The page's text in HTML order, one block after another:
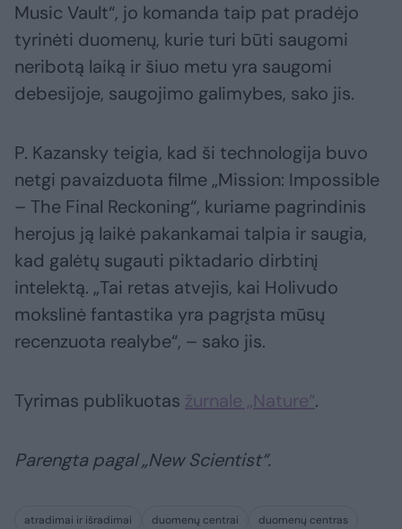
Music Vault“, jo komanda taip pat pradėjo
tyrinėti duomenų, kurie turi būti saugomi
neribotą laiką ir šiuo metu yra saugomi
debesijoje, saugojimo galimybes, sako jis.
P. Kazansky teigia, kad ši technologija buvo
netgi pavaizduota filme „Mission: Impossible
– The Final Reckoning“, kuriame pagrindinis
herojus ją laikė pakankamai talpia ir saugia,
kad galėtų sugauti piktadario dirbtinį
intelektą. „Tai retas atvejis, kai Holivudo
mokslinė fantastika yra pagrįsta mūsų
recenzuota realybe“, – sako jis.
Tyrimas publikuotas žurnale „Nature“.
Parengta pagal „New Scientist“.
atradimai ir išradimai duomenų centrai duomenų centras